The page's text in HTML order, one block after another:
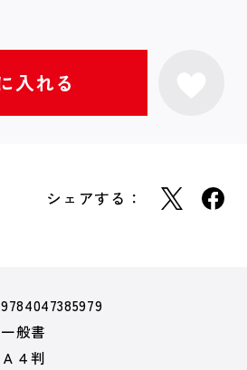
シェアする：
9784047385979
一般書
Ａ４判